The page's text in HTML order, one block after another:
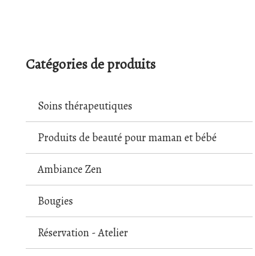
Catégories de produits
Soins thérapeutiques
Produits de beauté pour maman et bébé
Ambiance Zen
Bougies
Réservation - Atelier